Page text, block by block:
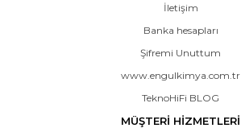
İletişim
Banka hesapları
Şifremi Unuttum
www.engulkimya.com.tr
TeknoHiFi BLOG
MÜŞTERİ HİZMETLERİ